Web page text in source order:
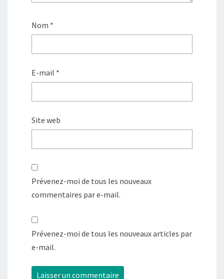
Nom *
E-mail *
Site web
Prévenez-moi de tous les nouveaux
commentaires par e-mail.
Prévenez-moi de tous les nouveaux articles par
e-mail.